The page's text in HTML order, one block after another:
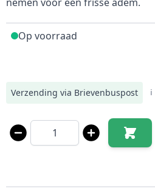
Op voorraad
Verzending via Brievenbuspost i
Aantal